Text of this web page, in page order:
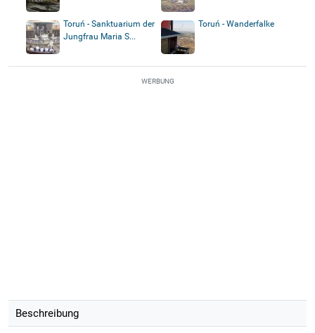
Toruń - Sanktuarium der
Jungfrau Maria S...
Toruń - Wanderfalke
WERBUNG
Beschreibung